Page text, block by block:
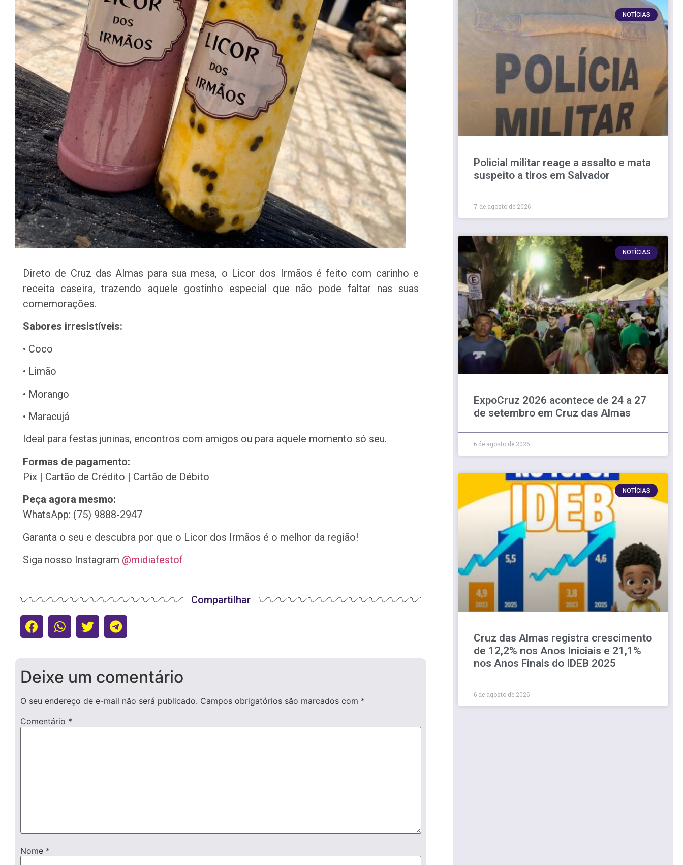
Direto de Cruz das Almas para sua mesa, o Licor dos Irmãos é feito com carinho e
receita caseira, trazendo aquele gostinho especial que não pode faltar nas suas
comemorações.
Sabores irresistíveis:
• Coco
• Limão
• Morango
• Maracujá
Ideal para festas juninas, encontros com amigos ou para aquele momento só seu.
Formas de pagamento:
Pix | Cartão de Crédito | Cartão de Débito
Peça agora mesmo:
WhatsApp: (75) 9888-2947
Garanta o seu e descubra por que o Licor dos Irmãos é o melhor da região!
Siga nosso Instagram @midiafestof
Compartilhar
Deixe um comentário
O seu endereço de e-mail não será publicado. Campos obrigatórios são marcados com *
Comentário *
Nome *
NOTÍCIAS
Policial militar reage a assalto e mata
suspeito a tiros em Salvador
7 de agosto de 2026
NOTÍCIAS
ExpoCruz 2026 acontece de 24 a 27
de setembro em Cruz das Almas
6 de agosto de 2026
NOTÍCIAS
Cruz das Almas registra crescimento
de 12,2% nos Anos Iniciais e 21,1%
nos Anos Finais do IDEB 2025
6 de agosto de 2026